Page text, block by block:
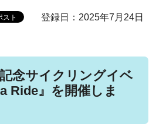
登録日：2025年7月24日
念サイクリングイベ
Ride』を開催しま